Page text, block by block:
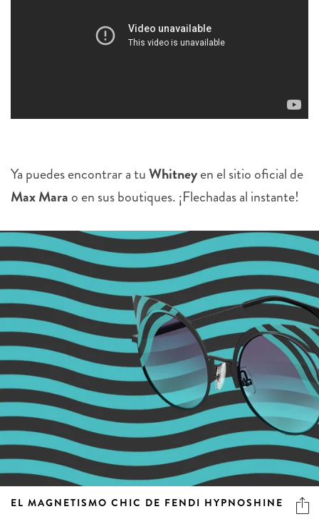
Ya puedes encontrar a tuWhitneyen el sitio oficial de
Max Mara o en sus boutiques. ¡Flechadas al instante!
EL MAGNETISMO CHIC DE FENDI HYPNOSHINE